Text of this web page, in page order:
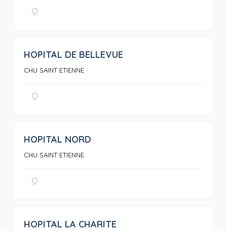
HOPITAL DE BELLEVUE
CHU SAINT ETIENNE
HOPITAL NORD
CHU SAINT ETIENNE
HOPITAL LA CHARITE